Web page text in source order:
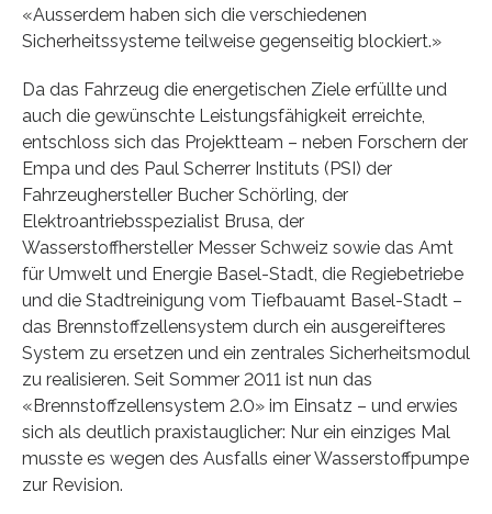
«Ausserdem haben sich die verschiedenen
Sicherheitssysteme teilweise gegenseitig blockiert.»
Da das Fahrzeug die energetischen Ziele erfüllte und
auch die gewünschte Leistungsfähigkeit erreichte,
entschloss sich das Projektteam – neben Forschern der
Empa und des Paul Scherrer Instituts (PSI) der
Fahrzeughersteller Bucher Schörling, der
Elektroantriebsspezialist Brusa, der
Wasserstoffhersteller Messer Schweiz sowie das Amt
für Umwelt und Energie Basel-Stadt, die Regiebetriebe
und die Stadtreinigung vom Tiefbauamt Basel-Stadt –
das Brennstoffzellensystem durch ein ausgereifteres
System zu ersetzen und ein zentrales Sicherheitsmodul
zu realisieren. Seit Sommer 2011 ist nun das
«Brennstoffzellensystem 2.0» im Einsatz – und erwies
sich als deutlich praxistauglicher: Nur ein einziges Mal
musste es wegen des Ausfalls einer Wasserstoffpumpe
zur Revision.